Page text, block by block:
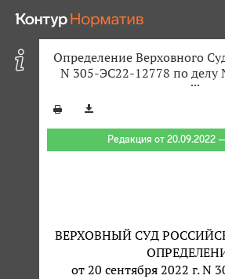
Определение Верховного
N 305-ЭС22-12778 по делу
Редакция от 20.09.2022
ВЕРХОВНЫЙ СУД
от 20 сентября 2022 г. N